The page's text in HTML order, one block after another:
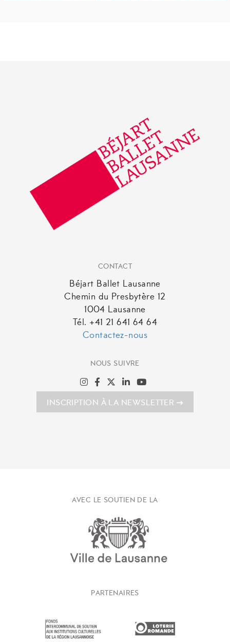
CONTACT
Béjart Ballet Lausanne
Chemin du Presbytère 12
1004 Lausanne
Tél. +41 21 641 64 64
Contactez-nous
NOUS SUIVRE
INSCRIPTION À LA NEWSLETTER
AVEC LE SOUTIEN DE LA
PARTENAIRES